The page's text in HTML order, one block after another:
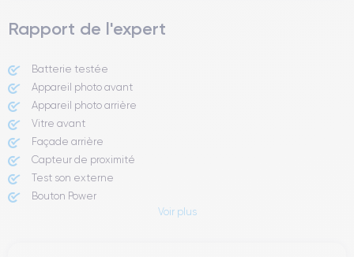
Rapport de l'expert
Batterie testée
Appareil photo avant
Appareil photo arrière ​
Vitre avant ​
Façade arrière
Capteur de proximité
Test son externe
Bouton Power
Voir plus